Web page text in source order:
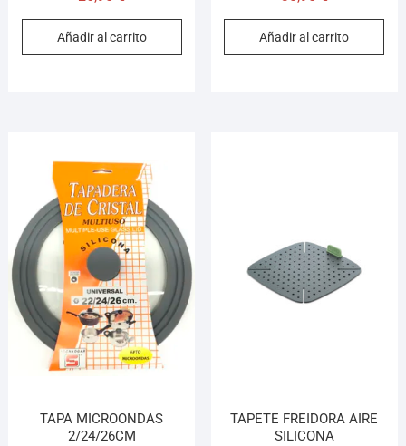
Añadir al carrito Añadir al carrito
TAPA MICROONDAS
2/24/26CM
TAPETE FREIDORA AIRE
SILICONA